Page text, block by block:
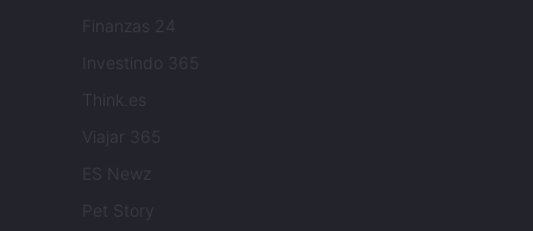
Finanzas 24
Investindo 365
Think.es
Viajar 365
ES Newz
Pet Story